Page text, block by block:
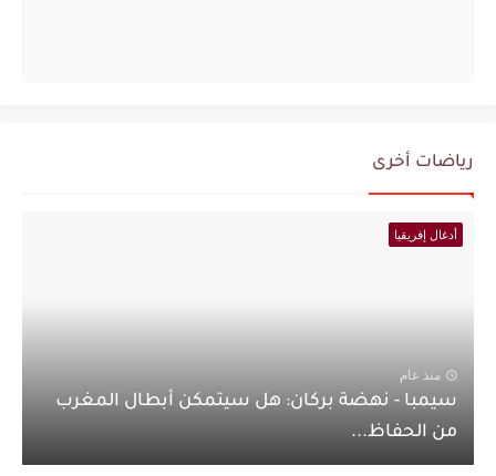
رياضات أخرى
أدغال إفريقيا
منذ عام
سيمبا - نهضة بركان: هل سيتمكن أبطال المغرب
من الحفاظ...